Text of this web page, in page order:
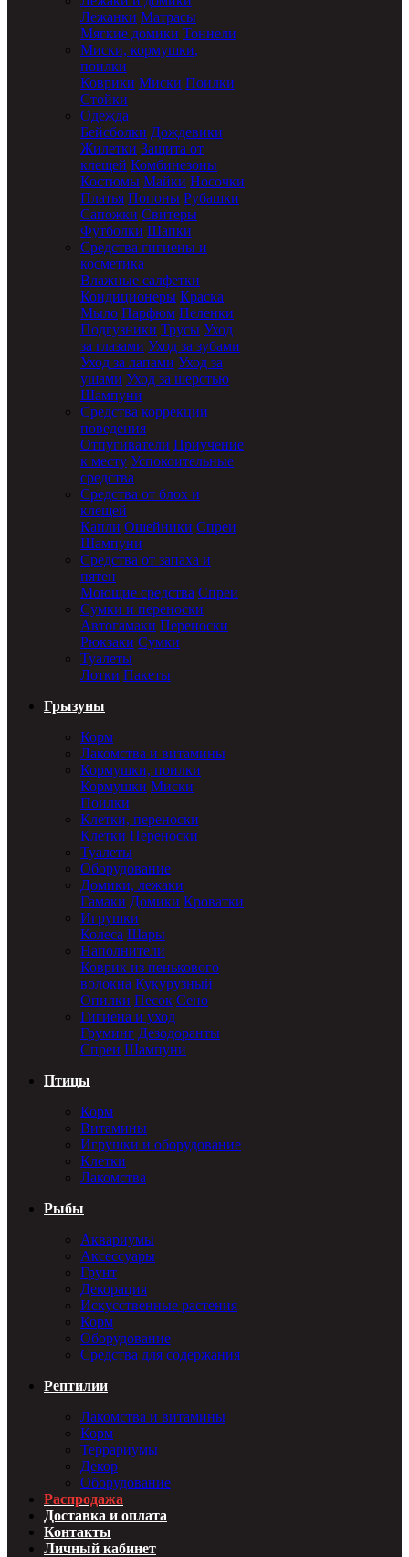
Лежанки Матрасы
Мягкие домики Тоннели
Миски, кормушки,
поилки
Коврики Миски Поилки
Стойки
Одежда
Бейсболки Дождевики
Жилетки Защита от
клещей Комбинезоны
Костюмы Майки Носочки
Платья Попоны Рубашки
Сапожки Свитеры
Футболки Шапки
Средства гигиены и
косметика
Влажные салфетки
Кондиционеры Краска
Мыло Парфюм Пеленки
Подгузники Трусы Уход
за глазами Уход за зубами
Уход за лапами Уход за
ушами Уход за шерстью
Шампуни
Средства коррекции
поведения
Отпугиватели Приучение
к месту Успокоительные
средства
Средства от блох и
клещей
Капли Ошейники Спреи
Шампуни
Средства от запаха и
пятен
Моющие средства Спреи
Сумки и переноски
Автогамаки Переноски
Рюкзаки Сумки
Туалеты
Лотки Пакеты
Грызуны
Корм
Лакомства и витамины
Кормушки, поилки
Кормушки Миски
Поилки
Клетки, переноски
Клетки Переноски
Туалеты
Оборудование
Домики, лежаки
Гамаки Домики Кроватки
Игрушки
Колеса Шары
Наполнители
Коврик из пенькового
волокна Кукурузный
Опилки Песок Сено
Гигиена и уход
Груминг Дезодоранты
Спреи Шампуни
Птицы
Корм
Витамины
Игрушки и оборудование
Клетки
Лакомства
Рыбы
Аквариумы
Аксессуары
Грунт
Декорация
Искусственные растения
Корм
Оборудование
Средства для содержания
Рептилии
Лакомства и витамины
Корм
Террариумы
Декор
Оборудование
Распродажа
Доставка и оплата
Контакты
Личный кабинет